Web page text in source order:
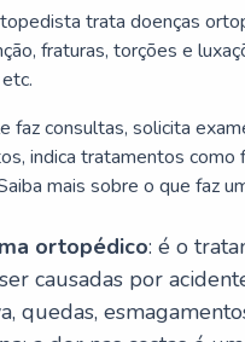
trata doenças
fraturas, torções e
faz consultas, solicita
indica tratamentos como
mais sobre o que faz
ortopédico: é o
causadas por
quedas,